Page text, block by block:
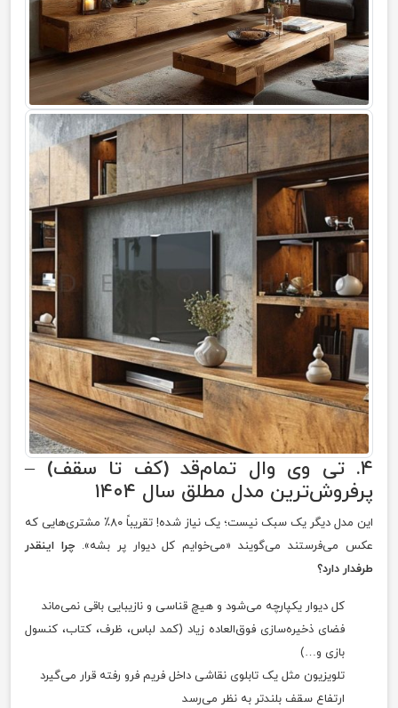
۴. تی وی وال تمام‌قد (کف تا سقف) –
پرفروش‌ترین مدل مطلق سال ۱۴۰۴
این مدل دیگر یک سبک نیست؛ یک نیاز شده! تقریباً ۸۰٪ مشتری‌هایی که
عکس می‌فرستند می‌گویند «می‌خوایم کل دیوار پر بشه».چرا اینقدر
طرفدار دارد؟
کل دیوار یکپارچه می‌شود و هیچ قناسی و نازیبایی باقی نمی‌ماند
فضای ذخیره‌سازی فوق‌العاده زیاد (کمد لباس، ظرف، کتاب، کنسول
بازی و…)
تلویزیون مثل یک تابلوی نقاشی داخل فریم فرو رفته قرار می‌گیرد
ارتفاع سقف بلندتر به نظر می‌رسد